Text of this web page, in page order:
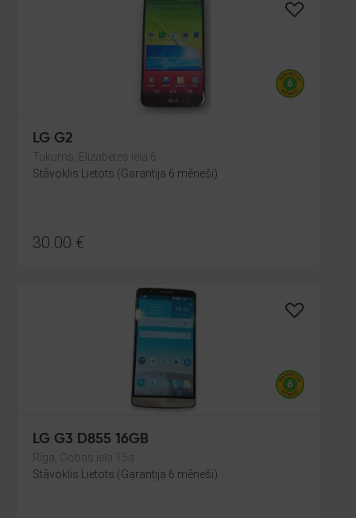
LG G2
Tukums, Elizabetes iela 6
Stāvoklis Lietots (Garantija 6 mēneši)
30.00 €
LG G3 D855 16GB
Rīga, Gobas iela 15a
Stāvoklis Lietots (Garantija 6 mēneši)